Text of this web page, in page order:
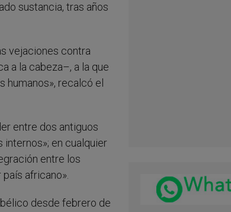
sustancia, tras años
vejaciones contra
a la cabeza–, a la que
recalcó el
entre dos antiguos
en cualquier
entre los
africano».
desde febrero de